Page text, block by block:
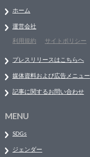
ホーム
運営会社
利用規約
サイトポリシー
プレスリリースはこちらへ
媒体資料および広告メニュー
記事に関するお問い合わせ
MENU
SDGs
ジェンダー